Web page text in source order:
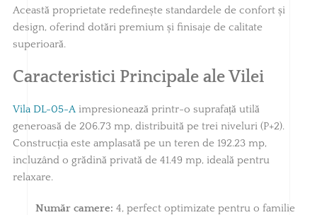
Această proprietate redefinește standardele de confort și
design, oferind dotări premium și finisaje de calitate
superioară.
Caracteristici Principale ale Vilei
Vila DL-05-Aimpresionează printr-o suprafață utilă
generoasă de 206.73 mp, distribuită pe trei niveluri (P+2).
Construcția este amplasată pe un teren de 192.23 mp,
incluzând o grădină privată de 41.49 mp, ideală pentru
relaxare.
Număr camere: 4, perfect optimizate pentru o familie